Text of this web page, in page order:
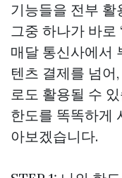
기능들을 전부 활
그중 하나가 바로
매달 통신사에서
텐츠 결제를 넘어
로도 활용될 수
한도를 똑똑하게
아보겠습니다.